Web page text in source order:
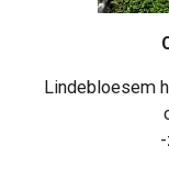
Lindebloesem